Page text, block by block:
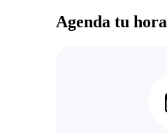
Agenda tu hora